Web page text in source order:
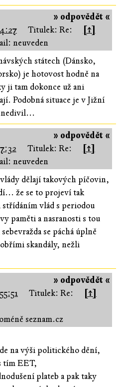
» odpovědět «
Titulek: Re:
[↑]
neuveden
státech (Dánsko,
je hotovost hodně na
ji tam dokonce už ani
Podobná situace je v Jižní
nedivil...
» odpovědět «
Titulek: Re:
[↑]
neuveden
dělají takových píčovin,
že se to projeví tak
vlád s periodou
paměti a nasranosti s tou
se páchá úplně
skandály, nežli
» odpovědět «
Titulek: Re:
[↑]
seznam.cz
na výši politického dění,
tím EET,
plateb a pak taky